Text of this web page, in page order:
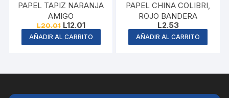
PAPEL TAPIZ NARANJA
AMIGO
L20.01 Original
price
was:
L20.01.
L12.01Current
price
is:
L12.01.
AÑADIR AL CARRITO
PAPEL CHINA COLIBRI,
ROJO BANDERA
L2.53
AÑADIR AL CARRITO